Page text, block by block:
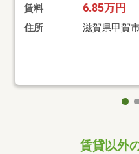
賃料 6.85万円
住所 滋賀県甲賀
賃貸以外